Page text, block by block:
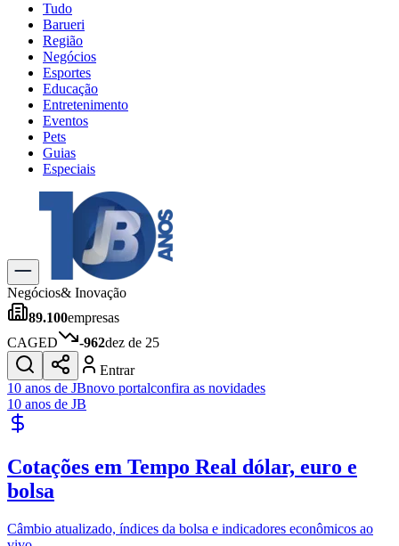
Tudo
Barueri
Região
Negócios
Esportes
Educação
Entretenimento
Eventos
Pets
Guias
Especiais
Explore Tudo
Últimas Notícias
Previsão do Tempo
Trânsito e Rotas
Dia a Dia & Lazer
Gastronomia
Cinema & Shows
JogosNovo
Para Sua Empresa
Publicidade Legal
Política
Esportes
Negócios& Inovação
89.100empresas
CAGED
-962dez de 25
Entrar
10 anos de JBnovo portalconfira as novidades
10 anos de JB
Cotações em Tempo Real dólar, euro e
bolsa
Câmbio atualizado, índices da bolsa e indicadores econômicos ao